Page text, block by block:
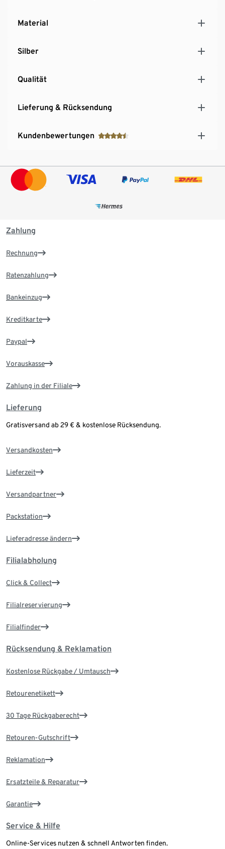
Material
Silber
Qualität
Lieferung & Rücksendung
Kundenbewertungen
Zahlung
Rechnung
Ratenzahlung
Bankeinzug
Kreditkarte
Paypal
Vorauskasse
Zahlung in der Filiale
Lieferung
Gratisversand ab 29 € & kostenlose Rücksendung.
Versandkosten
Lieferzeit
Versandpartner
Packstation
Lieferadresse ändern
Filialabholung
Click & Collect
Filialreservierung
Filialfinder
Rücksendung & Reklamation
Kostenlose Rückgabe / Umtausch
Retourenetikett
30 Tage Rückgaberecht
Retouren-Gutschrift
Reklamation
Ersatzteile & Reparatur
Garantie
Service & Hilfe
Online-Services nutzen & schnell Antworten finden.